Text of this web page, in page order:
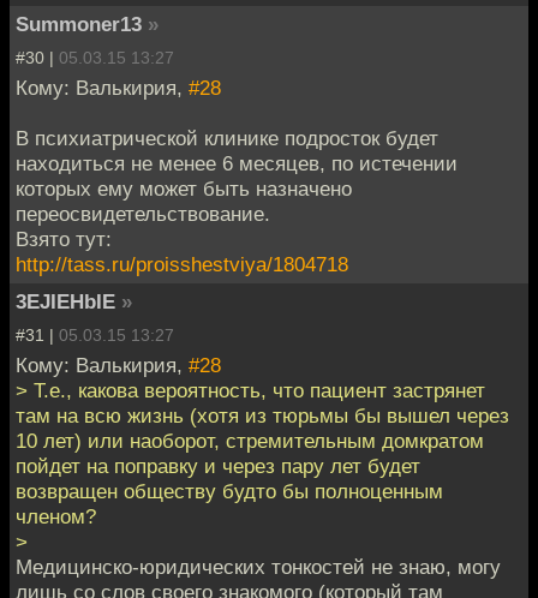
Summoner13 »
#30 | 05.03.15 13:27
Кому: Валькирия, #28
В психиатрической клинике подросток будет
находиться не менее 6 месяцев, по истечении
которых ему может быть назначено
переосвидетельствование.
Взято тут:
http://tass.ru/proisshestviya/1804718
3EJIEHbIE »
#31 | 05.03.15 13:27
Кому: Валькирия, #28
> Т.е., какова вероятность, что пациент застрянет
там на всю жизнь (хотя из тюрьмы бы вышел через
10 лет) или наоборот, стремительным домкратом
пойдет на поправку и через пару лет будет
возвращен обществу будто бы полноценным
членом?
>
Медицинско-юридических тонкостей не знаю, могу
лишь со слов своего знакомого (который там